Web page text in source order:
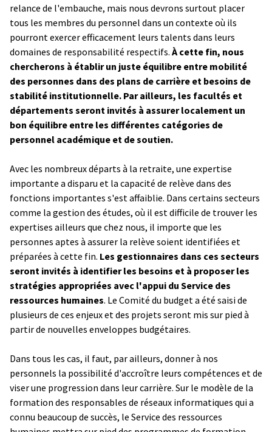
relance de l'embauche, mais nous devrons surtout placer
tous les membres du personnel dans un contexte où ils
pourront exercer efficacement leurs talents dans leurs
domaines de responsabilité respectifs. À cette fin, nous
chercherons à établir un juste équilibre entre mobilité
des personnes dans des plans de carrière et besoins de
stabilité institutionnelle. Par ailleurs, les facultés et
départements seront invités à assurer localement un
bon équilibre entre les différentes catégories de
personnel académique et de soutien.
Avec les nombreux départs à la retraite, une expertise
importante a disparu et la capacité de relève dans des
fonctions importantes s'est affaiblie. Dans certains secteurs
comme la gestion des études, où il est difficile de trouver les
expertises ailleurs que chez nous, il importe que les
personnes aptes à assurer la relève soient identifiées et
préparées à cette fin. Les gestionnaires dans ces secteurs
seront invités à identifier les besoins et à proposer les
stratégies appropriées avec l'appui du Service des
ressources humaines. Le Comité du budget a été saisi de
plusieurs de ces enjeux et des projets seront mis sur pied à
partir de nouvelles enveloppes budgétaires.
Dans tous les cas, il faut, par ailleurs, donner à nos
personnels la possibilité d'accroître leurs compétences et de
viser une progression dans leur carrière. Sur le modèle de la
formation des responsables de réseaux informatiques qui a
connu beaucoup de succès, le Service des ressources